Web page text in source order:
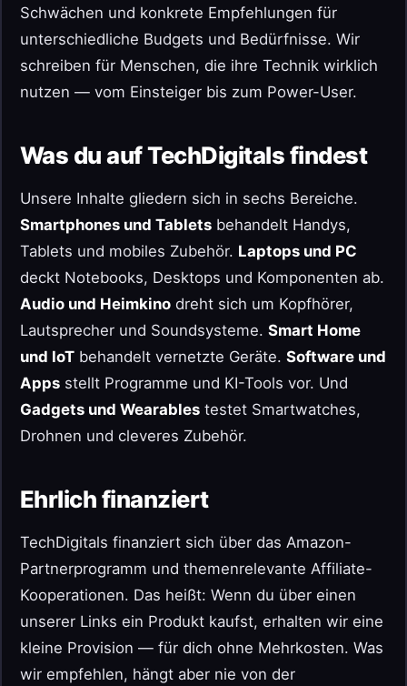
Schwächen und konkrete Empfehlungen für
unterschiedliche Budgets und Bedürfnisse. Wir
schreiben für Menschen, die ihre Technik wirklich
nutzen — vom Einsteiger bis zum Power-User.
Was du auf TechDigitals findest
Unsere Inhalte gliedern sich in sechs Bereiche.
Smartphones und Tablets behandelt Handys,
Tablets und mobiles Zubehör. Laptops und PC
deckt Notebooks, Desktops und Komponenten ab.
Audio und Heimkino dreht sich um Kopfhörer,
Lautsprecher und Soundsysteme. Smart Home
und IoT behandelt vernetzte Geräte. Software und
Apps stellt Programme und KI-Tools vor. Und
Gadgets und Wearables testet Smartwatches,
Drohnen und cleveres Zubehör.
Ehrlich finanziert
TechDigitals finanziert sich über das Amazon-
Partnerprogramm und themenrelevante Affiliate-
Kooperationen. Das heißt: Wenn du über einen
unserer Links ein Produkt kaufst, erhalten wir eine
kleine Provision — für dich ohne Mehrkosten. Was
wir empfehlen, hängt aber nie von der